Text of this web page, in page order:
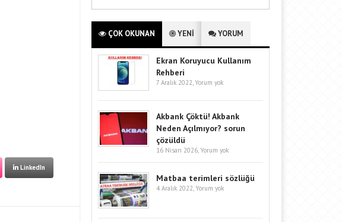
LinkedIn
ÇOK OKUNAN YENİ YORUM
Ekran Koruyucu Kullanım
Rehberi
7 Aralık 2022, Yorum yok
Akbank Çöktü! Akbank
Neden Açılmıyor? sorun
çözüldü
16 Nisan 2026, Yorum yok
Matbaa terimleri sözlüğü
4 Aralık 2022, Yorum yok